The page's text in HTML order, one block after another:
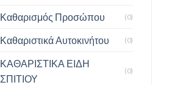
Καθαρισμός Προσώπου (0)
Καθαριστικά Αυτοκινήτου (0)
ΚΑΘΑΡΙΣΤΙΚΑ ΕΙΔΗ
ΣΠΙΤΙΟΥ
(0)